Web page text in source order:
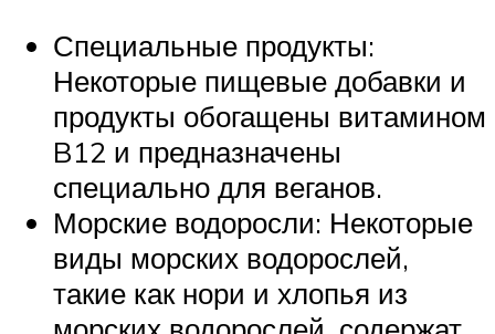
Специальные продукты:
Некоторые пищевые добавки и
продукты обогащены витамином
B12 и предназначены
специально для веганов.
Морские водоросли: Некоторые
виды морских водорослей,
такие как нори и хлопья из